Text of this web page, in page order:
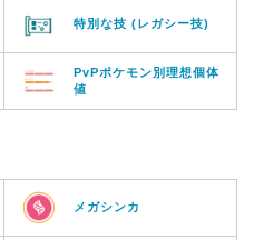
特別な技 (レガシー技)
PvPポケモン別理想個体
値
メガシンカ